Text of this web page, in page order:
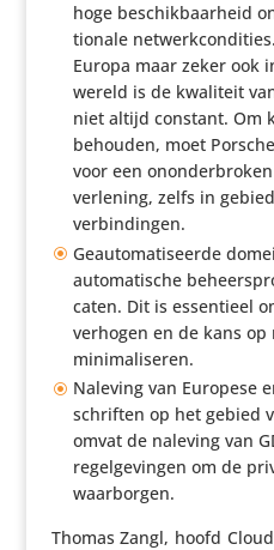
hoge beschik­baar­heid
ti­o­nale
Europa maar zeker ook
wereld is de kwaliteit
niet altijd constant. Om
behouden, moet
voor een
ver­le­ning, zelfs in
verbindingen.
Geau­to­ma­ti­seerde
auto­ma­ti­sche
caten. Dit is essen­tieel
verhogen en de kans
minimaliseren.
Naleving van Europese
schriften op het gebied
omvat de naleving van
regel­ge­vingen om de
waarborgen.
Thomas Zangl, hoofd